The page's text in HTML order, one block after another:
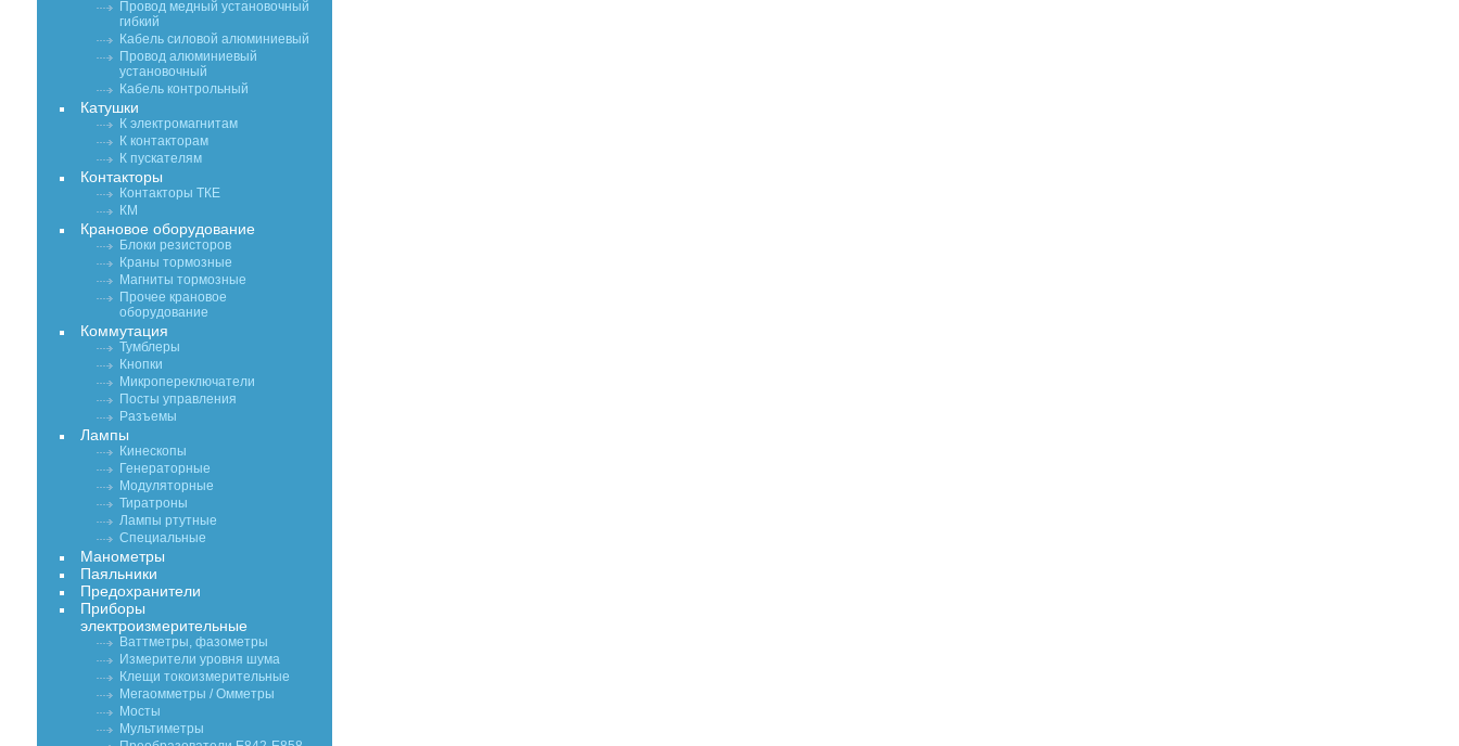
Провод медный установочный
гибкий
Кабель силовой алюминиевый
Провод алюминиевый
установочный
Кабель контрольный
Катушки
К электромагнитам
К контакторам
К пускателям
Контакторы
Контакторы ТКЕ
КМ
Крановое оборудование
Блоки резисторов
Краны тормозные
Магниты тормозные
Прочее крановое
оборудование
Коммутация
Тумблеры
Кнопки
Микропереключатели
Посты управления
Разъемы
Лампы
Кинескопы
Генераторные
Модуляторные
Тиратроны
Лампы ртутные
Специальные
Манометры
Паяльники
Предохранители
Приборы
электроизмерительные
Ваттметры, фазометры
Измерители уровня шума
Клещи токоизмерительные
Мегаомметры / Омметры
Мосты
Мультиметры